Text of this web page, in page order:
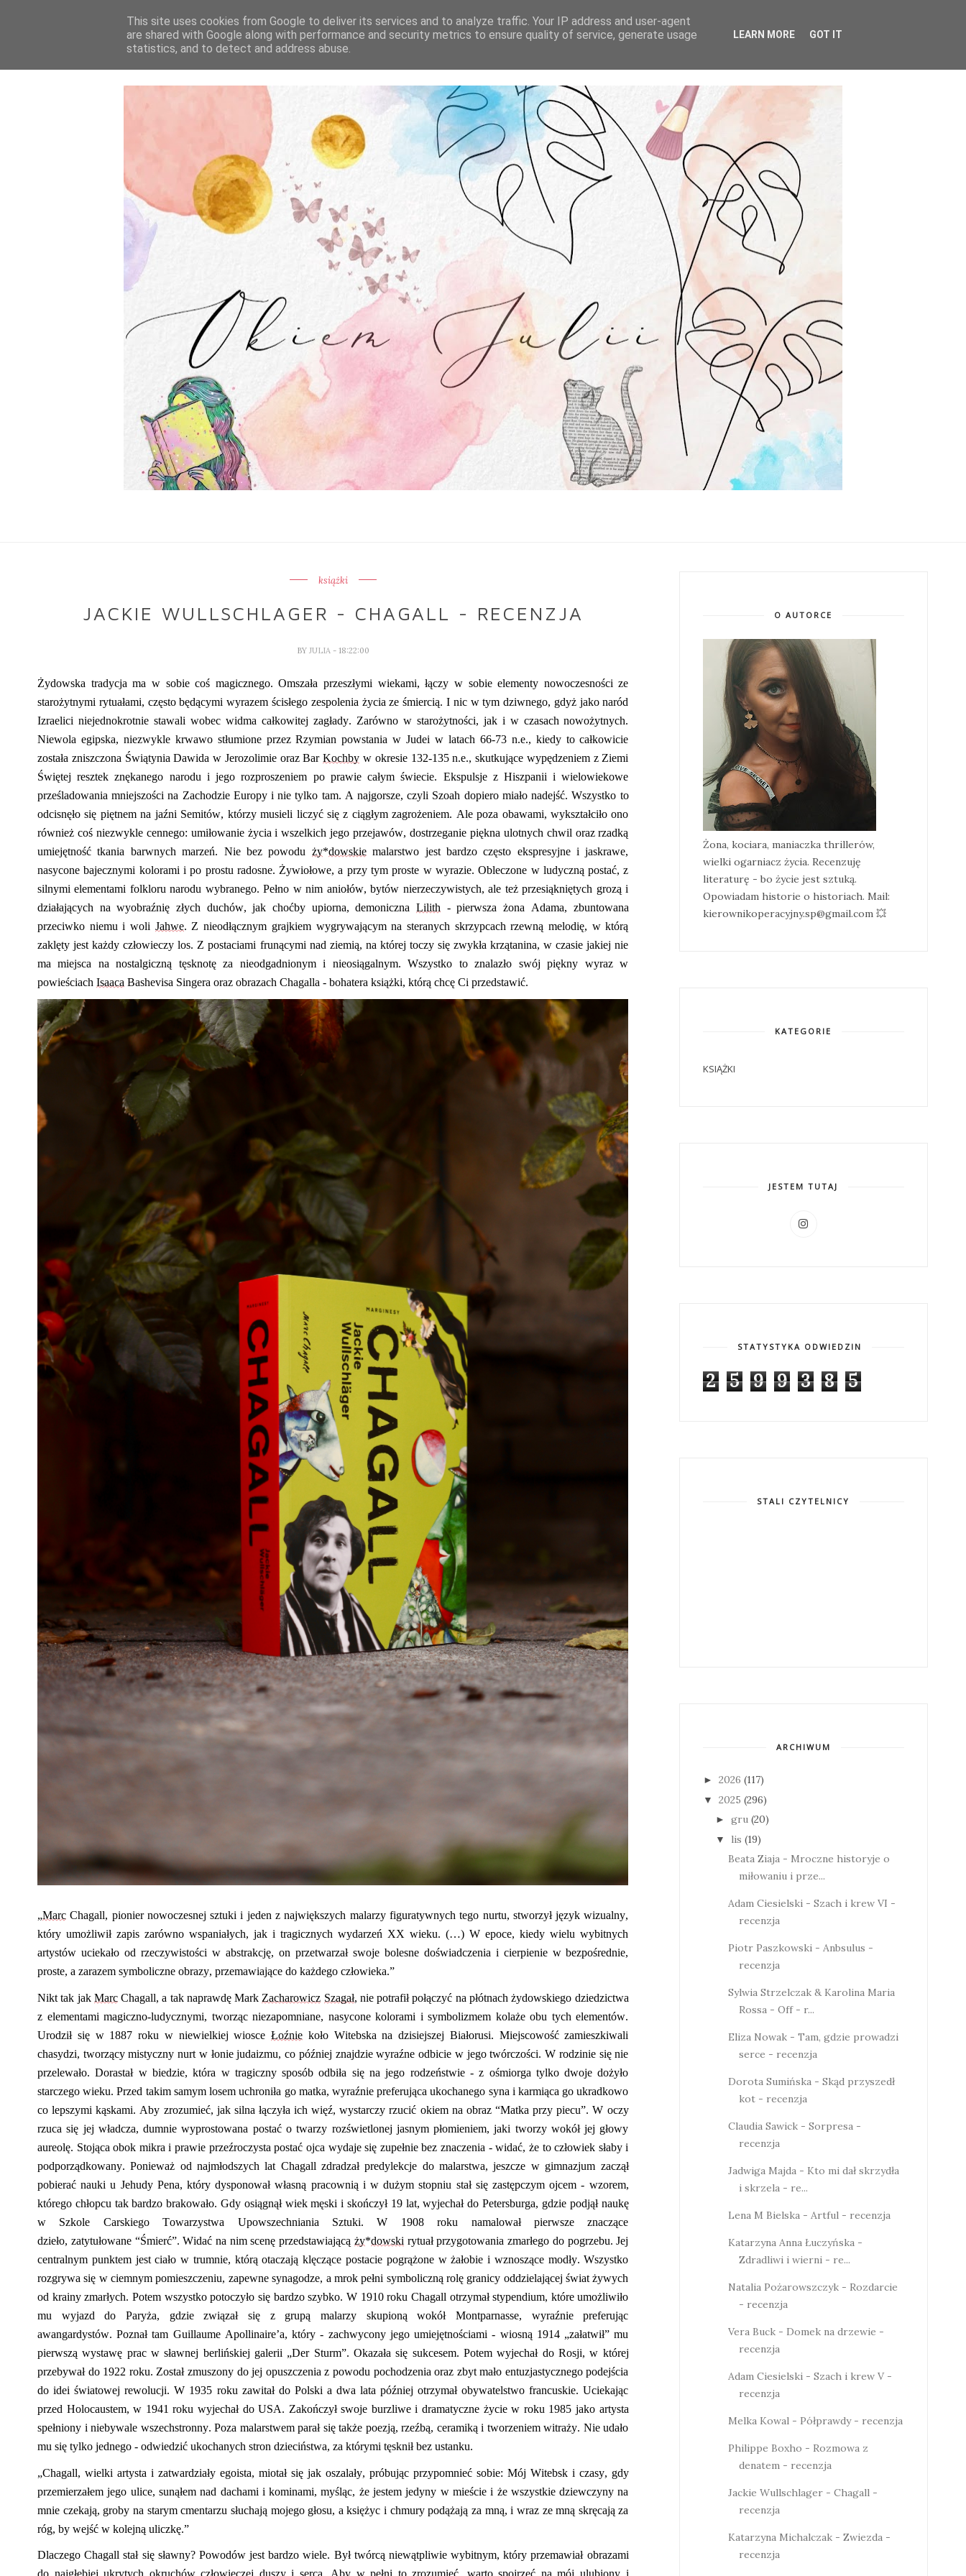
STRONA GŁÓWNA O MNIE WSPÓŁPRACA
książki
JACKIE WULLSCHLAGER - CHAGALL - RECENZJA
BY JULIA - 18:22:00
Żydowska tradycja ma w sobie coś magicznego. Omszała przeszłymi wiekami, łączy w sobie elementy nowoczesności ze
starożytnymi rytuałami, często będącymi wyrazem ścisłego zespolenia życia ze śmiercią. I nic w tym dziwnego, gdyż jako naród
Izraelici niejednokrotnie stawali wobec widma całkowitej zagłady. Zarówno w starożytności, jak i w czasach nowożytnych.
Niewola egipska, niezwykle krwawo stłumione przez Rzymian powstania w Judei w latach 66-73 n.e., kiedy to całkowicie
została zniszczona Świątynia Dawida w Jerozolimie oraz BarKochby w okresie 132-135 n.e., skutkujące wypędzeniem z Ziemi
Świętej resztek znękanego narodu i jego rozproszeniem po prawie całym świecie. Ekspulsje z Hiszpanii i wielowiekowe
prześladowania mniejszości na Zachodzie Europy i nie tylko tam. A najgorsze, czyli Szoah dopiero miało nadejść. Wszystko to
odcisnęło się piętnem na jaźni Semitów, którzy musieli liczyć się z ciągłym zagrożeniem. Ale poza obawami, wykształciło ono
również coś niezwykle cennego: umiłowanie życia i wszelkich jego przejawów, dostrzeganie piękna ulotnych chwil oraz rzadką
umiejętność tkania barwnych marzeń. Nie bez powodu ży*dowskiemalarstwo jest bardzo często ekspresyjne i jaskrawe,
nasycone bajecznymi kolorami i po prostu radosne. Żywiołowe, a przy tym proste w wyrazie. Obleczone w ludyczną postać, z
silnymi elementami folkloru narodu wybranego. Pełno w nim aniołów, bytów nierzeczywistych, ale też przesiąkniętych grozą i
działających na wyobraźnię złych duchów, jak choćby upiorna, demonicznaLilith -pierwsza żona Adama, zbuntowana
przeciwko niemu i woli Jahwe. Z nieodłącznym grajkiem wygrywającym na steranych skrzypcach rzewną melodię, w którą
zaklęty jest każdy człowieczy los. Z postaciami frunącymi nad ziemią, na której toczy się zwykła krzątanina, w czasiejakiej nie
ma miejsca na nostalgiczną tęsknotę za nieodgadnionym i nieosiągalnym. Wszystko to znalazło swój piękny wyraz w
powieściach Isaaca Bashevisa Singera oraz obrazach Chagalla - bohatera książki, którą chcę Ci przedstawić.
„Marc Chagall, pionier nowoczesnej sztuki i jeden z największych malarzy figuratywnych tego nurtu, stworzył język wizualny,
który umożliwił zapis zarówno wspaniałych, jak i tragicznych wydarzeń XX wieku. (…) W epoce, kiedy wielu wybitnych
artystów uciekało od rzeczywistości w abstrakcję, on przetwarzał swoje bolesne doświadczenia i cierpienie w bezpośrednie,
proste, a zarazem symboliczne obrazy, przemawiające do każdego człowieka.”
Nikt tak jak MarcChagall, a tak naprawdę Mark Zacharowicz Szagał, nie potrafił połączyć na płótnachżydowskiego dziedzictwa
z elementami magiczno-ludycznymi, tworząc niezapomniane, nasycone kolorami i symbolizmem kolaże obu tych elementów.
Urodził się w 1887 roku w niewielkiej wiosceŁoźnie koło Witebska na dzisiejszej Białorusi. Miejscowość zamieszkiwali
chasydzi, tworzący mistyczny nurt w łonie judaizmu, co później znajdzie wyraźne odbicie w jego twórczości. W rodzinie się nie
przelewało. Dorastał w biedzie, która w tragiczny sposób odbiła się na jego rodzeństwie - z ośmiorga tylko dwoje dożyło
starczego wieku. Przed takim samym losem uchroniła go matka, wyraźnie preferująca ukochanego syna i karmiąca go ukradkowo
co lepszymi kąskami. Aby zrozumieć, jak silna łączyła ich więź, wystarczy rzucić okiem na obraz “Matka przy piecu”. W oczy
rzuca się jej władcza, dumniewyprostowana postać o twarzy rozświetlonej jasnym płomieniem, jaki tworzywokół jej głowy
aureolę. Stojąca obok mikra i prawie przeźroczysta postać ojca wydaje się zupełnie bez znaczenia -widać, że to człowiek słaby i
podporządkowany. Ponieważ od najmłodszych lat Chagallzdradzał predylekcje do malarstwa, jeszcze w gimnazjum zaczął
pobierać nauki u Jehudy Pena, który dysponował własną pracownią i w dużym stopniu stał się zastępczym ojcem - wzorem,
którego chłopcu tak bardzo brakowało. Gdy osiągnął wiek męskii skończył19 lat, wyjechał do Petersburga, gdzie podjął naukę
w Szkole Carskiego Towarzystwa Upowszechniania Sztuki. W 1908 roku namalował pierwsze znaczące
dzieło, zatytułowane “Śmierć”. Widać na nim scenę przedstawiającą ży*dowski rytuał przygotowania zmarłego do pogrzebu. Jej
centralnym punktem jest ciało w trumnie, którą otaczają klęczące postacie pogrążone w żałobie i wznoszące modły. Wszystko
rozgrywa się w ciemnym pomieszczeniu, zapewne synagodze, a mrok pełni symboliczną rolę granicy oddzielającej świat żywych
od krainy zmarłych. Potem wszystko potoczyło się bardzo szybko. W 1910 roku Chagall otrzymał stypendium, które umożliwiło
mu wyjazd do Paryża, gdzie związał się z grupą malarzy skupioną wokół Montparnasse, wyraźnie preferując
awangardystów. Poznał tam Guillaume Apollinaire’a,który - zachwycony jego umiejętnościami - wiosną 1914 „załatwił” mu
pierwsząwystawę prac w sławnej berlińskiej galerii „Der Sturm”. Okazała się sukcesem. Potem wyjechał do Rosji, w której
przebywał do 1922 roku. Został zmuszony do jej opuszczenia z powodu pochodzenia oraz zbyt mało entuzjastycznego podejścia
do idei światowej rewolucji. W 1935 roku zawitał do Polski a dwa lata później otrzymał obywatelstwo francuskie. Uciekając
przed Holocaustem, w 1941 roku wyjechał do USA. Zakończył swoje burzliwe i dramatyczne życie w roku 1985 jako artysta
spełniony i niebywale wszechstronny. Poza malarstwem parał się także poezją, rzeźbą, ceramiką i tworzeniem witraży. Nie udało
mu się tylko jednego - odwiedzić ukochanych stron dzieciństwa, za którymi tęsknił bez ustanku.
„Chagall, wielki artysta i zatwardziały egoista, miotał się jak oszalały, próbując przypomnieć sobie: Mój Witebsk i czasy, gdy
przemierzałem jego ulice, sunąłem nad dachami i kominami, myśląc, że jestem jedyny w mieście i że wszystkie dziewczyny na
mnie czekają, groby na starym cmentarzu słuchają mojego głosu, a księżyc i chmury podążają za mną, i wraz ze mną skręcają za
róg, by wejść w kolejną uliczkę.”
DlaczegoChagallstał się sławny? Powodów jest bardzo wiele. Był twórcą niewątpliwie wybitnym,który przemawiałobrazami
O AUTORCE
Żona, kociara, maniaczka thrillerów,
wielki ogarniacz życia. Recenzuję
literaturę - bo życie jest sztuką.
Opowiadam historie o historiach. Mail:
kierownikoperacyjny.sp@gmail.com 💥
KATEGORIE
KSIĄŻKI
JESTEM TUTAJ
STATYSTYKA ODWIEDZIN
2 5 9 9 3 8 5
STALI CZYTELNICY
ARCHIWUM
► 2026 (117)
▼ 2025 (296)
► gru (20)
▼ lis (19)
Beata Ziaja - Mroczne historyje o
miłowaniu i prze...
Adam Ciesielski - Szach i krew VI -
recenzja
Piotr Paszkowski - Anbsulus -
recenzja
Sylwia Strzelczak & Karolina Maria
Rossa - Off - r...
Eliza Nowak - Tam, gdzie prowadzi
serce - recenzja
Dorota Sumińska - Skąd przyszedł
kot - recenzja
Claudia Sawick - Sorpresa -
recenzja
Jadwiga Majda - Kto mi dał skrzydła
i skrzela - re...
Lena M Bielska - Artful - recenzja
Katarzyna Anna Łuczyńska -
Zdradliwi i wierni - re...
Natalia Pożarowszczyk - Rozdarcie
- recenzja
Vera Buck - Domek na drzewie -
recenzja
Adam Ciesielski - Szach i krew V -
recenzja
Melka Kowal - Półprawdy - recenzja
Philippe Boxho - Rozmowa z
denatem - recenzja
Jackie Wullschlager - Chagall -
recenzja
Katarzyna Michalczak - Zwiezda -
recenzja
This site uses cookies from Google to deliver its services and to analyze traffic. Your IP address and user-agent
are shared with Google along with performance and security metrics to ensure quality of service, generate usage
statistics, and to detect and address abuse.
LEARN MORE GOT IT